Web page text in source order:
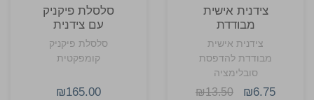
צידנית אישית
מבודדת
להדפסת
סובלימציה
צידנית אישית
מבודדת להדפסת
סובלימציה
₪6.75
₪13.50
סלסלת פיקניק
עם צידנית
סלסלת פיקניק
קומפקטית
₪165.00